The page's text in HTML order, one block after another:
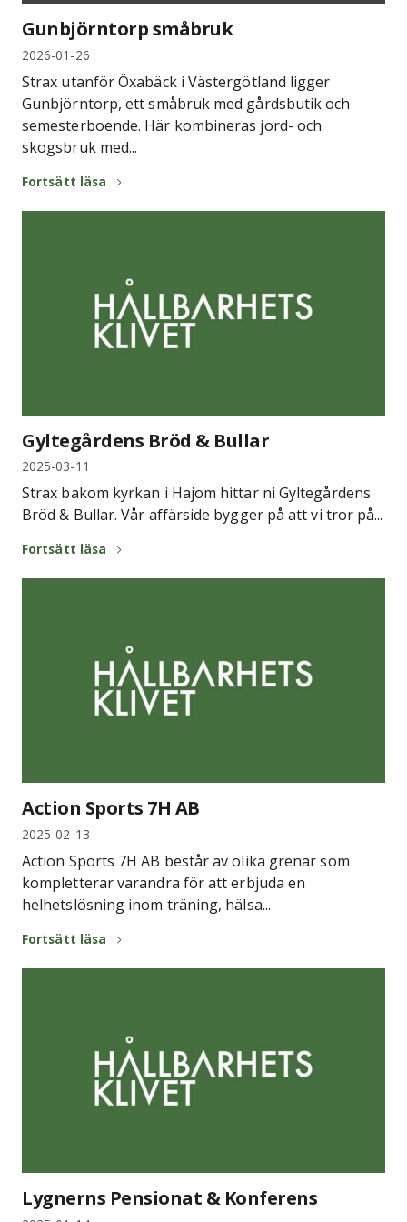
Gunbjörntorp småbruk
2026-01-26
Strax utanför Öxabäck i Västergötland ligger
Gunbjörntorp, ett småbruk med gårdsbutik och
semesterboende. Här kombineras jord- och
skogsbruk med...
Fortsätt läsa
Gyltegårdens Bröd & Bullar
2025-03-11
Strax bakom kyrkan i Hajom hittar ni Gyltegårdens
Bröd & Bullar. Vår affärside bygger på att vi tror på...
Fortsätt läsa
Action Sports 7H AB
2025-02-13
Action Sports 7H AB består av olika grenar som
kompletterar varandra för att erbjuda en
helhetslösning inom träning, hälsa...
Fortsätt läsa
Lygnerns Pensionat & Konferens